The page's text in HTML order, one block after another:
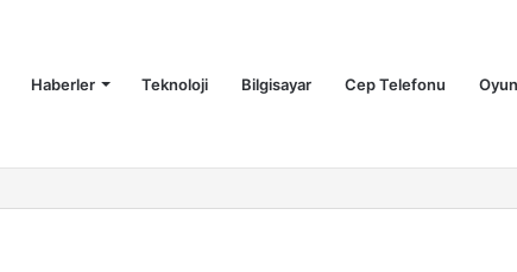
Haberler Teknoloji Bilgisayar Cep Telefonu